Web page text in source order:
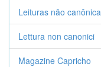
Leituras não
Lettura non canonici
Magazine Capricho